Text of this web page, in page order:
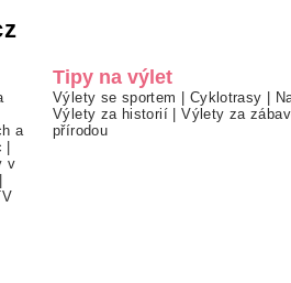
a
v
Tipy na výlet
Výlety se sportem Cyklotrasy
Výlety za historií |Výlety za
přírodou